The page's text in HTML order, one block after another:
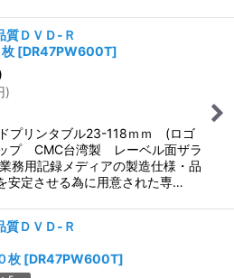
質ＤＶＤ-Ｒ
[DR47PW600T]
)
プリンタブル23-118ｍｍ (ロゴ
プ CMC台湾製 レーベル面ザラ
務用記録メディアの製造仕様・品
安定させる為に用意された専…
質ＤＶＤ-Ｒ
枚 [DR47PW600T]